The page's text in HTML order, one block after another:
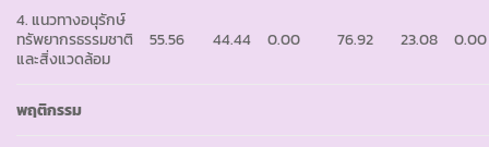
4. แนวทางอนุรักษ์
ทรัพยากรธรรมชาติ
และสิ่งแวดล้อม
55.56 44.44 0.00 76.92 23.08 0.00
พฤติกรรม